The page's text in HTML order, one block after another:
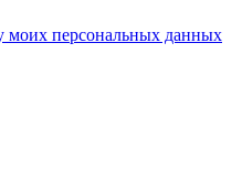
моих персональных данных